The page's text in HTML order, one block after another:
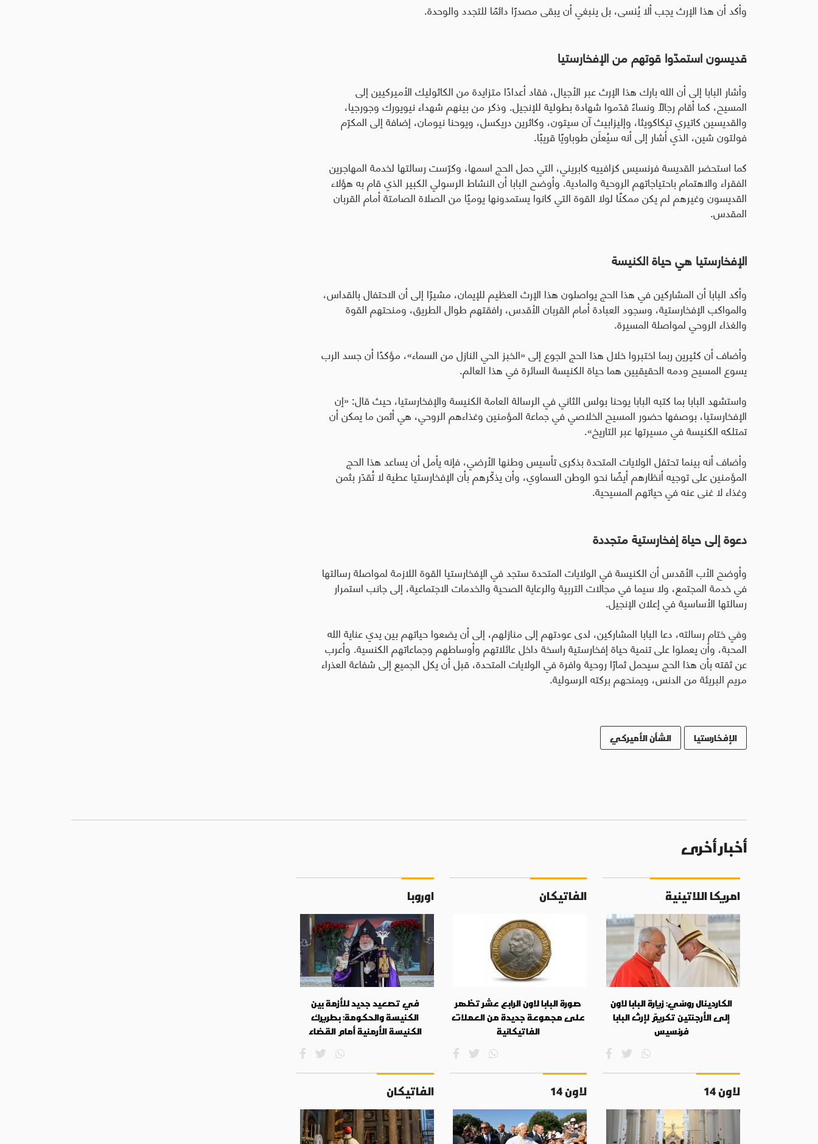
وأكد أن هذا الإرث يجب ألا يُنسى، بل ينبغي أن يبقى مصدرًا دائمًا للتجدد والوحدة.
قديسون استمدّوا قوتهم من الإفخارستيا
وأشار البابا إلى أن الله بارك هذا الإرث عبر الأجيال، فقاد أعدادًا متزايدة من الكاثوليك الأميركيين إلى
المسيح، كما أقام رجالًا ونساءً قدّموا شهادة بطولية للإنجيل. وذكر من بينهم شهداء نيويورك وجورجيا،
والقديسين كاتيري تيكاكويثا، وإليزابيث آن سيتون، وكاثرين دريكسل، ويوحنا نيومان، إضافة إلى المكرّم
فولتون شين، الذي أشار إلى أنه سيُعلَن طوباويًا قريبًا.
كما استحضر القديسة فرنسيس كزافييه كابريني، التي حمل الحج اسمها، وكرّست رسالتها لخدمة المهاجرين
الفقراء والاهتمام باحتياجاتهم الروحية والمادية.وأوضح البابا أن النشاط الرسولي الكبير الذي قام به هؤلاء
القديسون وغيرهم لم يكن ممكنًا لولا القوة التي كانوا يستمدونها يوميًا من الصلاة الصامتة أمام القربان
المقدس.
الإفخارستيا هي حياة الكنيسة
وأكد البابا أن المشاركين في هذا الحج يواصلون هذا الإرث العظيم للإيمان، مشيرًا إلى أن الاحتفال بالقداس،
والمواكب الإفخارستية، وسجود العبادة أمام القربان الأقدس، رافقتهم طوال الطريق، ومنحتهم القوة
والغذاء الروحي لمواصلة المسيرة.
وأضاف أن كثيرين ربما اختبروا خلال هذا الحج الجوع إلى «الخبز الحي النازل من السماء»، مؤكدًا أن جسد الرب
يسوع المسيح ودمه الحقيقيين هما حياة الكنيسة السائرة في هذا العالم.
واستشهد البابا بما كتبه البابا يوحنا بولس الثاني في الرسالة العامة الكنيسة والإفخارستيا، حيث قال: «إن
الإفخارستيا، بوصفها حضور المسيح الخلاصي في جماعة المؤمنين وغذاءهم الروحي، هي أثمن ما يمكن أن
تمتلكه الكنيسة في مسيرتها عبر التاريخ».
وأضاف أنه بينما تحتفل الولايات المتحدة بذكرى تأسيس وطنها الأرضي، فإنه يأمل أن يساعد هذا الحج
المؤمنين على توجيه أنظارهم أيضًا نحو الوطن السماوي، وأن يذكّرهم بأن الإفخارستيا عطية لا تُقدّر بثمن
وغذاء لا غنى عنه في حياتهم المسيحية.
دعوة إلى حياة إفخارستية متجددة
وأوضح الأب الأقدس أن الكنيسة في الولايات المتحدة ستجد في الإفخارستيا القوة اللازمة لمواصلة رسالتها
في خدمة المجتمع، ولا سيما في مجالات التربية والرعاية الصحية والخدمات الاجتماعية، إلى جانب استمرار
رسالتها الأساسية في إعلان الإنجيل.
وفي ختام رسالته، دعا البابا المشاركين، لدى عودتهم إلى منازلهم، إلى أن يضعوا حياتهم بين يدي عناية الله
المحبة، وأن يعملوا على تنمية حياة إفخارستية راسخة داخل عائلاتهم وأوساطهم وجماعاتهم الكنسية. وأعرب
عن ثقته بأن هذا الحج سيحمل ثمارًا روحية وافرة في الولايات المتحدة، قبل أن يكل الجميع إلى شفاعة العذراء
مريم البريئة من الدنس، ويمنحهم بركته الرسولية.
الإفخارستيا الشأن الأميركي
أخبار أخرى
امريكا اللاتينية
الكاردينال روسّي: زيارة البابا لاون
إلى الأرجنتين تكريمٌ لإرث البابا
فرنسيس
الفاتيكان
صورة البابا لاون الرابع عشر تظهر
على مجموعة جديدة من العملات
الفاتيكانية
اوروبا
في تصعيد جديد للأزمة بين
الكنيسة والحكومة: بطريرك
الكنيسة الأرمنية أمام القضاء
لاون 14 لاون 14 الفاتيكان